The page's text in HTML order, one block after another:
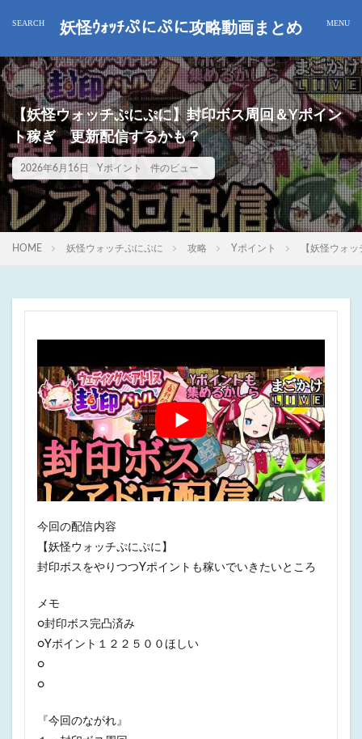
妖怪ｳｫｯﾁぷにぷに攻略動画まとめ
【妖怪ウォッチぷにぷに】封印ボス周回＆Yポイン
ト稼ぎ 更新配信するかも？
2026年6月16日 Yポイント 件のビュー
HOME 妖怪ウォッチぷにぷに 攻略 Yポイント 【妖怪ウォ
今回の配信内容
【妖怪ウォッチぷにぷに】
封印ボスをやりつつYポイントも稼いでいきたいところ
メモ
○封印ボス完凸済み
○Yポイント１２２５００ほしい
○
○
『今回のながれ』